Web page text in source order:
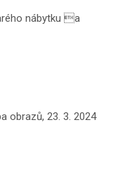
nábytku a
obrazů, 23. 3. 2024